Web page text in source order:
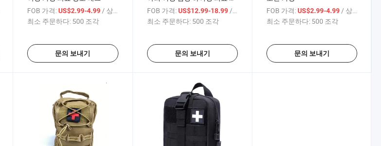
FOB 가격: US$2.99-4.99 / 상품
최소 주문하다: 500 조각
문의 보내기
관함
FOB 가격: US$12.99-18.99/ 상품
최소 주문하다: 500 조각
문의 보내기
FOB 가격: US$2.99-4.99/ 상품
최소 주문하다: 500 조각
문의 보내기